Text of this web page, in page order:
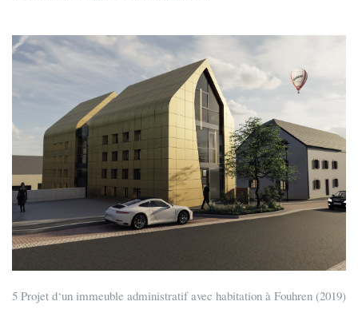
5 Projet d‘un immeuble administratif avec habitation à Fouhren (2019)